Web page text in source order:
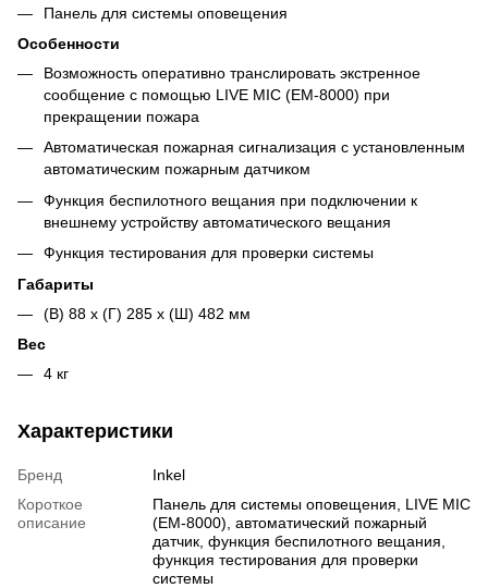
Панель для системы оповещения
Особенности
Возможность оперативно транслировать экстренное
сообщение с помощью LIVE MIC (EM-8000) при
прекращении пожара
Автоматическая пожарная сигнализация с установленным
автоматическим пожарным датчиком
Функция беспилотного вещания при подключении к
внешнему устройству автоматического вещания
Функция тестирования для проверки системы
Габариты
(В) 88 х (Г) 285 х (Ш) 482 мм
Вес
4 кг
Характеристики
Бренд
Inkel
Короткое
описание
Панель для системы оповещения, LIVE MIC
(EM-8000), автоматический пожарный
датчик, функция беспилотного вещания,
функция тестирования для проверки
системы